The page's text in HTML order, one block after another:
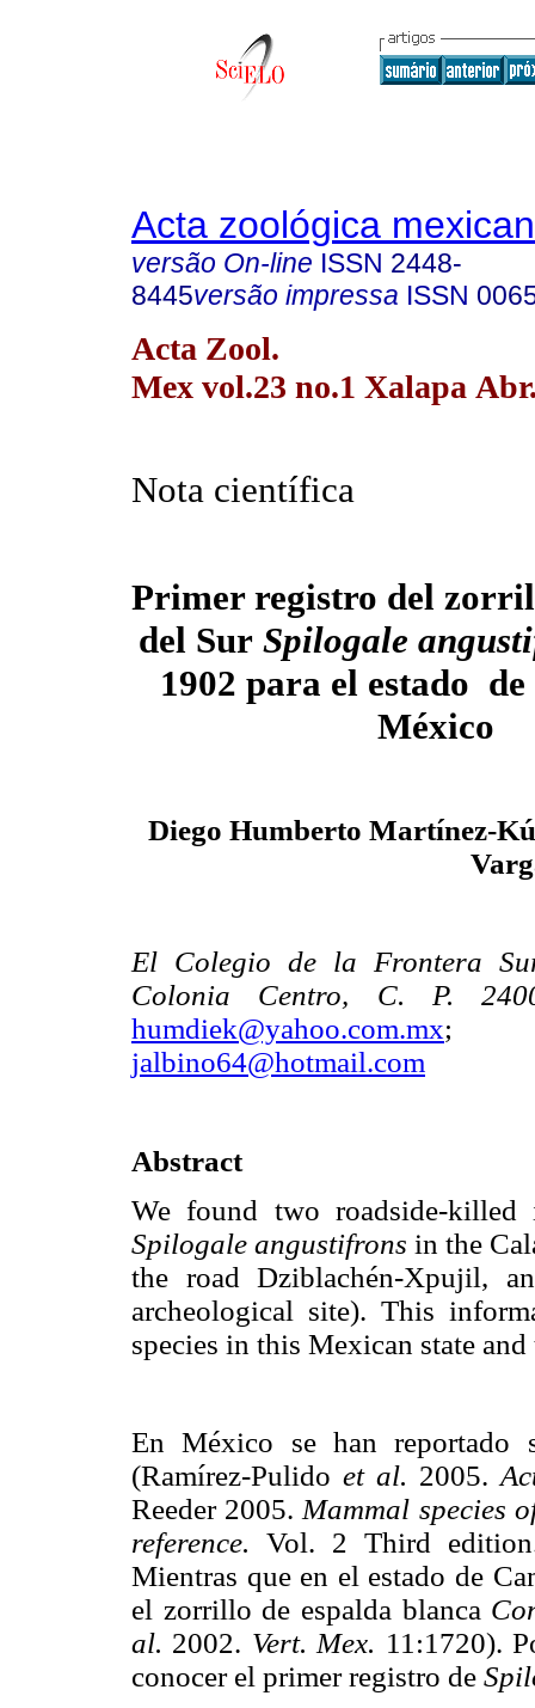
Acta zoológica
versão On-line ISSN 2448-
8445versão impressa ISSN
Acta Zool.
Mex vol.23 no.1 Xalapa
Nota científica
Primer registro del
del Sur Spilogale
1902 para el estado de
México
Diego Humberto Martínez-
El Colegio de la Frontera
Colonia Centro, C. P.
humdiek@yahoo.com.mx
jalbino64@hotmail.com
Abstract
We found two roadside-killed
Spilogale angustifrons in the
the road Dziblachén-Xpujil,
archeological site). This
species in this Mexican state
En México se han reportado
(Ramírez-Pulido et al. 2005.
Reeder 2005. Mammal species
reference. Vol. 2 Third
Mientras que en el estado de
el zorrillo de espalda blanca
al. 2002. Vert. Mex. 11:1720).
conocer el primer registro de